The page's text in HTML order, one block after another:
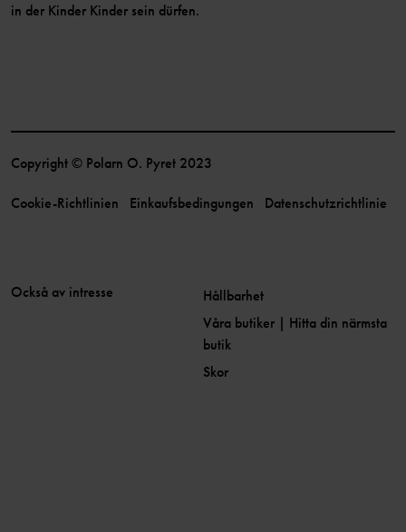
in der Kinder Kinder sein dürfen.
Copyright © Polarn O. Pyret 2023
Cookie-Richtlinien Einkaufsbedingungen Datenschutzrichtlinie
Också av intresse
Hållbarhet
Våra butiker | Hitta din närmsta
butik
Skor